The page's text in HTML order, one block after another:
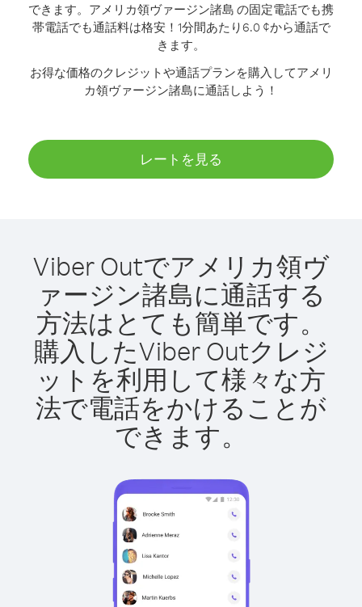
できます。 アメリカ領ヴァージン諸島 の固定電話でも携
帯電話でも通話料は格安！1分間あたり6.0 ¢から通話で
きます。
お得な価格のクレジットや通話プランを購入してアメリ
カ領ヴァージン諸島に通話しよう！
レートを見る
Viber Outでアメリカ領ヴ
ァージン諸島に通話する
方法はとても簡単です。
購入したViber Outクレジ
ットを利用して様々な方
法で電話をかけることが
できます。